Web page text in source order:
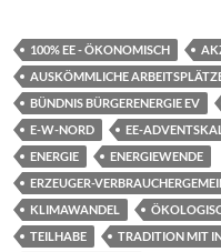
100% EE - ÖKONOMISCH
AUSKÖMMLICHE
BÜNDNIS BÜRGERENERGIE EV
E-W-NORD
EE-
ENERGIE
ENERGIEWENDE
ERZEUGER-
KLIMAWANDEL
TEILHABE
TRADITION MIT